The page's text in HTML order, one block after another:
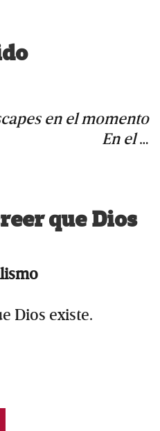
en el momento
En el…
que Dios
Dios existe.